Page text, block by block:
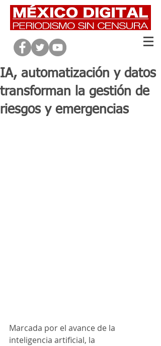
IA, automatización y datos
transforman la gestión de
riesgos y emergencias
Marcada por el avance de la
inteligencia artificial, la